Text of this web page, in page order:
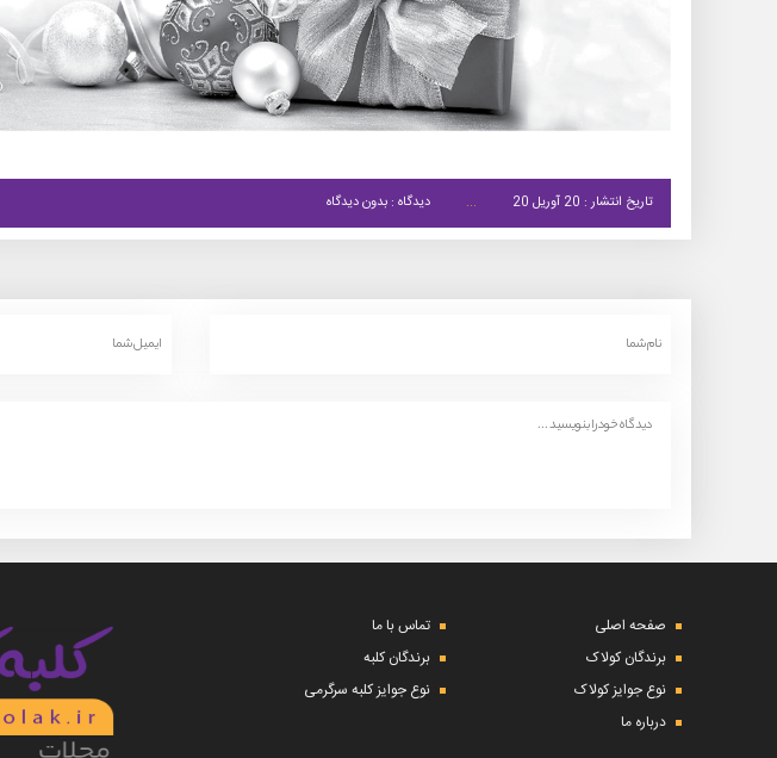
تاریخ انتشار : 20 آوریل 20 دیدگاه : بدون دیدگاه
صفحه اصلی
تماس با ما
برندگان کولاک
برندگان کلبه
نوع جوایز کولاک
نوع جوایز کلبه سرگرمی
درباره ما